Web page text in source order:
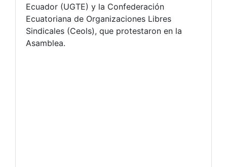
Ecuador (UGTE) y la Confederación
Ecuatoriana de Organizaciones Libres
Sindicales (Ceols), que protestaron en la
Asamblea.